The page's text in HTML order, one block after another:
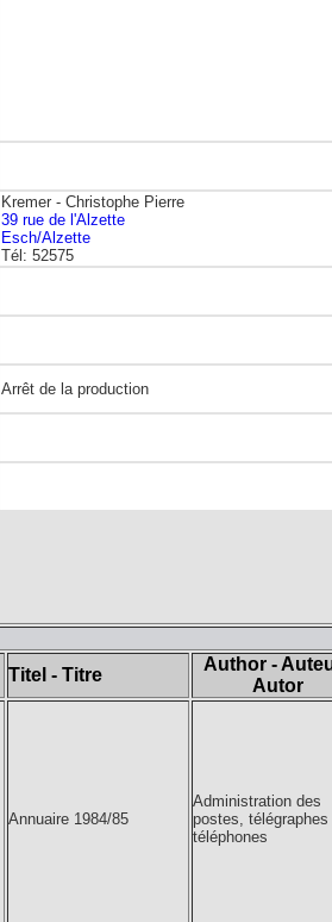
Kremer - Christophe Pierre
39 rue de l'Alzette
Esch/Alzette
Tél: 52575
Arrêt de la production
Titel - Titre
Author -
Autor
Annuaire 1984/85
Administration des
postes, télégraphes
téléphones